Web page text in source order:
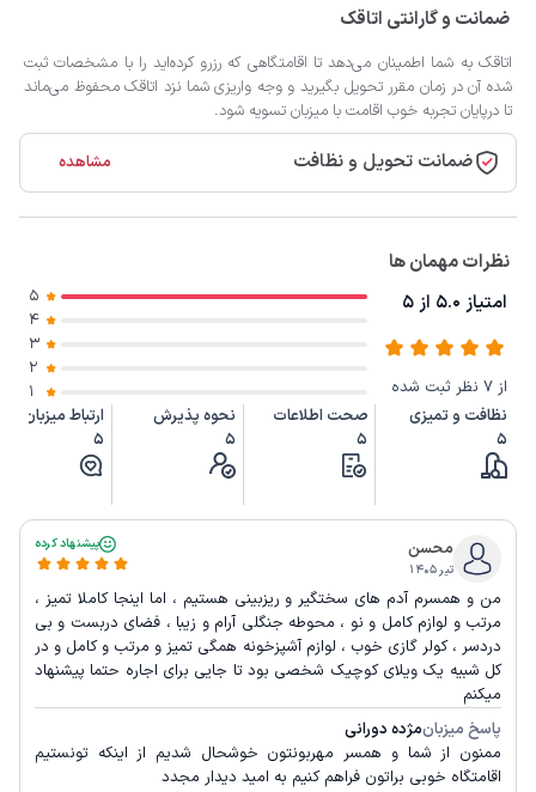
ضمانت و گارانتی اتاقک
اتاقک به شما اطمینان می‌دهد تا اقامتگاهی که رزرو کرده‌اید را با مشخصات ثبت
شده آن در زمان مقرر تحویل بگیرید و وجه واریزی شما نزد اتاقک محفوظ می‌ماند
تا درپایان تجربه خوب اقامت با میزبان تسویه شود.
ضمانت تحویل و نظافت مشاهده
نظرات مهمان ها
امتیاز 5.0 از 5
از 7 نظر ثبت شده
5
4
3
2
1
نظافت و تمیزی
5
صحت اطلاعات
5
نحوه پذیرش
5
ارتباط میزبان
5
محسن
تیر ۱۴۰۵
پیشنهاد کرده
من و همسرم آدم های سختگیر و ریزبینی هستیم ، اما اینجا کاملا تمیز ،
مرتب و لوازم کامل و نو ، محوطه جنگلی آرام و زیبا ، فضای دربست و بی
دردسر ، کولر گازی خوب ، لوازم آشپزخونه همگی تمیز و مرتب و کامل و در
کل شبیه یک ویلای کوچیک شخصی بود تا جایی برای اجاره حتما پیشنهاد
میکنم
پاسخ میزبانمژده دورانی
ممنون از شما و همسر مهربونتون خوشحال شدیم از اینکه تونستیم
اقامتگاه خوبی براتون فراهم کنیم به امید دیدار مجدد